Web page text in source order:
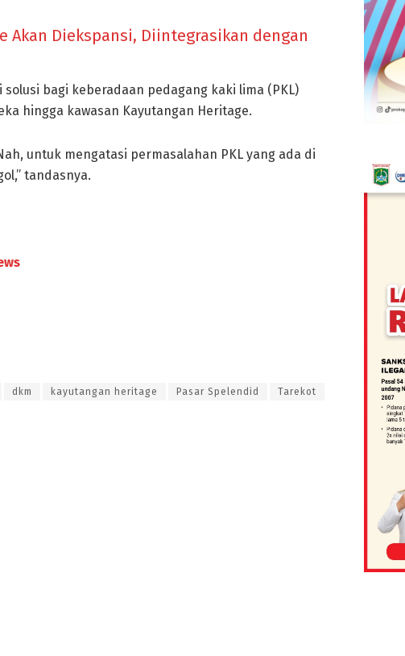
Akan Diekspansi, Diintegrasikan dengan
bagi keberadaan pedagang kaki lima (PKL)
hingga kawasan Kayutangan Heritage.
untuk mengatasi permasalahan PKL yang ada di
tandasnya.
dkm kayutangan heritage Pasar Spelendid Tarekot